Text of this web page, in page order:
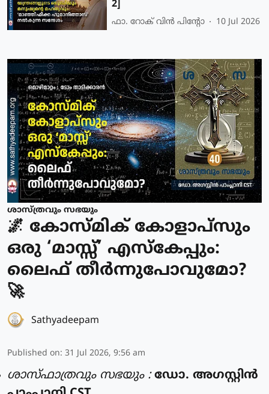
2]
ഫാ. റോക് വിൻ പിന്റോ 10 Jul 2026
ശാസ്ത്രവും സഭയും
🌌 കോസ്മിക് കോളാപ്സും
ഒരു ‘മാസ്സ്’ എസ്‌കേപ്പും:
ലൈഫ് തീർന്നുപോവുമോ?
🚀
Sathyadeepam
Published on: 31 Jul 2026, 9:56 am
ശാസ്ഫാത്രവും സഭയും :ഡോ. അഗസ്റ്റിൻ